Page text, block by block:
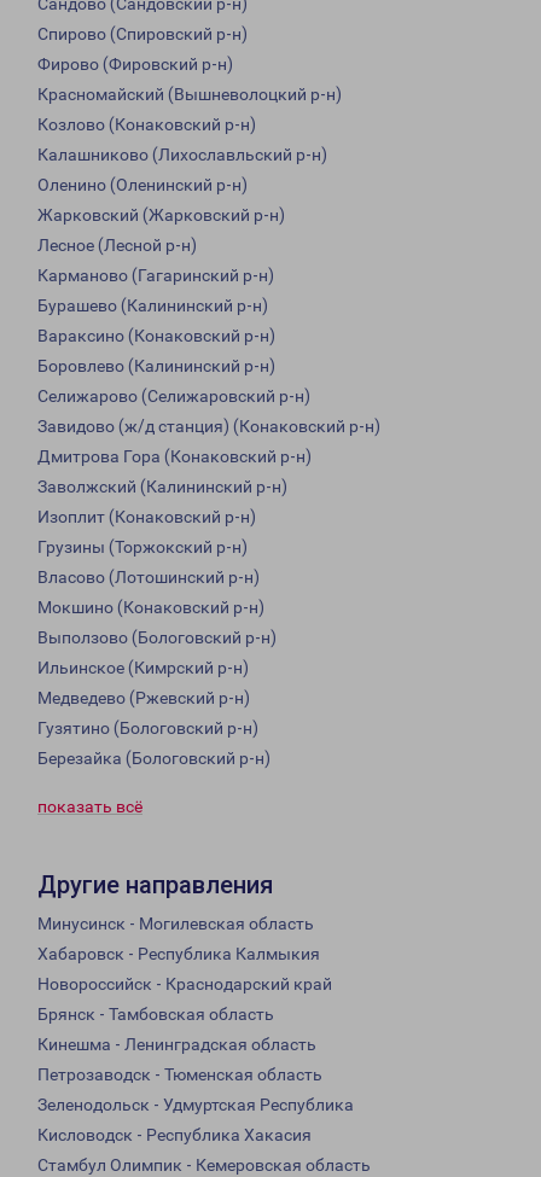
Сандово (Сандовский р-н)
Спирово (Спировский р-н)
Фирово (Фировский р-н)
Красномайский (Вышневолоцкий р-н)
Козлово (Конаковский р-н)
Калашниково (Лихославльский р-н)
Оленино (Оленинский р-н)
Жарковский (Жарковский р-н)
Лесное (Лесной р-н)
Карманово (Гагаринский р-н)
Бурашево (Калининский р-н)
Вараксино (Конаковский р-н)
Боровлево (Калининский р-н)
Селижарово (Селижаровский р-н)
Завидово (ж/д станция) (Конаковский р-н)
Дмитрова Гора (Конаковский р-н)
Заволжский (Калининский р-н)
Изоплит (Конаковский р-н)
Грузины (Торжокский р-н)
Власово (Лотошинский р-н)
Мокшино (Конаковский р-н)
Выползово (Бологовский р-н)
Ильинское (Кимрский р-н)
Медведево (Ржевский р-н)
Гузятино (Бологовский р-н)
Березайка (Бологовский р-н)
показать всё
Другие направления
Минусинск - Могилевская область
Хабаровск - Республика Калмыкия
Новороссийск - Краснодарский край
Брянск - Тамбовская область
Кинешма - Ленинградская область
Петрозаводск - Тюменская область
Зеленодольск - Удмуртская Республика
Кисловодск - Республика Хакасия
Стамбул Олимпик - Кемеровская область